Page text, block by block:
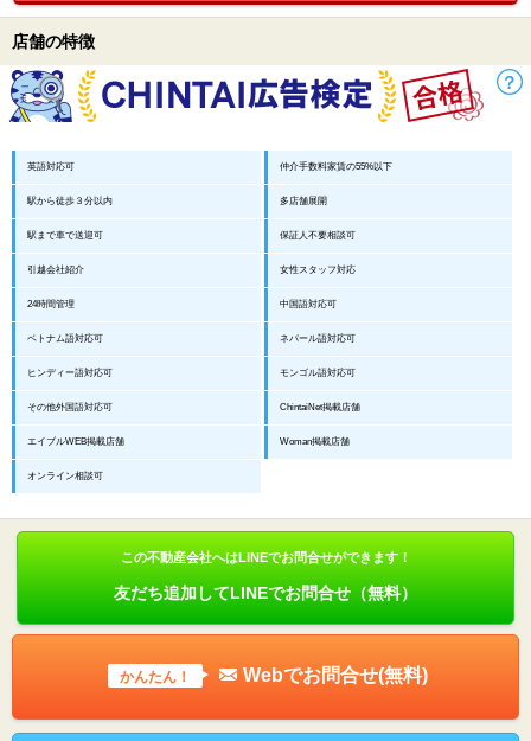
店舗の特徴
英語対応可 仲介手数料家賃の55%以下
駅から徒歩３分以内 多店舗展開
駅まで車で送迎可 保証人不要相談可
引越会社紹介 女性スタッフ対応
24時間管理 中国語対応可
ベトナム語対応可 ネパール語対応可
ヒンディー語対応可 モンゴル語対応可
その他外国語対応可 ChintaiNet掲載店舗
エイブルWEB掲載店舗 Woman掲載店舗
オンライン相談可
この不動産会社へはLINEでお問合せができます！
友だち追加してLINEでお問合せ（無料）
かんたん！ Webでお問合せ(無料)